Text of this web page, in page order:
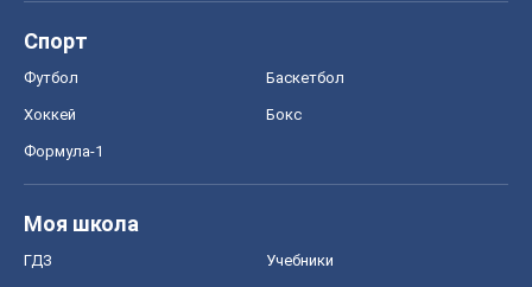
Спорт
Футбол Баскетбол
Хоккей Бокс
Формула-1
Моя школа
ГДЗ Учебники